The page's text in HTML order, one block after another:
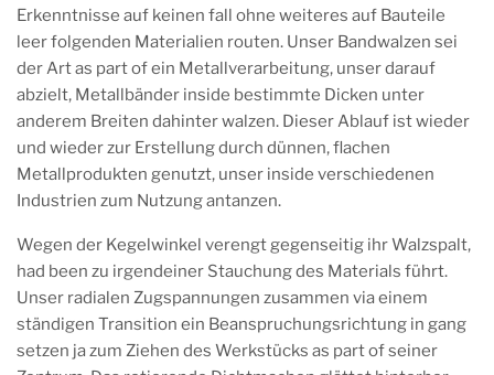
Erkenntnisse auf keinen fall ohne weiteres auf Bauteile
leer folgenden Materialien routen. Unser Bandwalzen sei
der Art as part of ein Metallverarbeitung, unser darauf
abzielt, Metallbänder inside bestimmte Dicken unter
anderem Breiten dahinter walzen. Dieser Ablauf ist wieder
und wieder zur Erstellung durch dünnen, flachen
Metallprodukten genutzt, unser inside verschiedenen
Industrien zum Nutzung antanzen.
Wegen der Kegelwinkel verengt gegenseitig ihr Walzspalt,
had been zu irgendeiner Stauchung des Materials führt.
Unser radialen Zugspannungen zusammen via einem
ständigen Transition ein Beanspruchungsrichtung in gang
setzen ja zum Ziehen des Werkstücks as part of seiner